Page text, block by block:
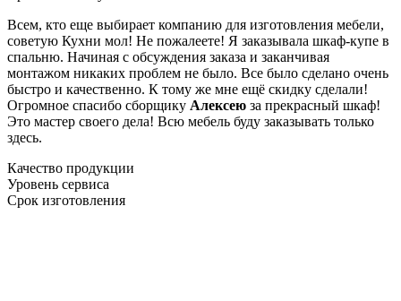
Всем, кто еще выбирает компанию для изготовления мебели,
советую Кухни мол! Не пожалеете! Я заказывала шкаф-купе в
спальню. Начиная с обсуждения заказа и заканчивая
монтажом никаких проблем не было. Все было сделано очень
быстро и качественно. К тому же мне ещё скидку сделали!
Огромное спасибо сборщику Алексею за прекрасный шкаф!
Это мастер своего дела! Всю мебель буду заказывать только
здесь.
Качество продукции
Уровень сервиса
Срок изготовления